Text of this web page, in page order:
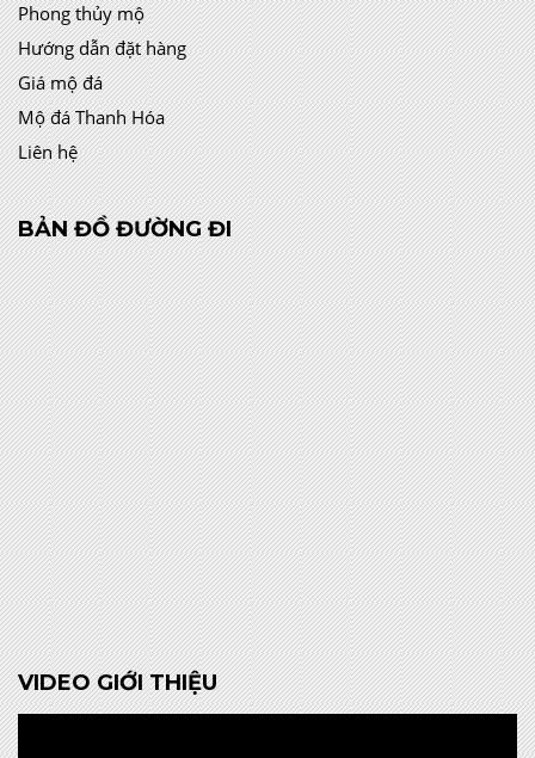
Phong thủy mộ
Hướng dẫn đặt hàng
Giá mộ đá
Mộ đá Thanh Hóa
Liên hệ
BẢN ĐỒ ĐƯỜNG ĐI
VIDEO GIỚI THIỆU